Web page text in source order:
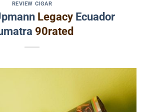
REVIEW CIGAR
Legacy Ecuador
90rated